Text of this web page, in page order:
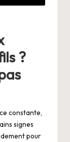
?
constante,
signes
pour